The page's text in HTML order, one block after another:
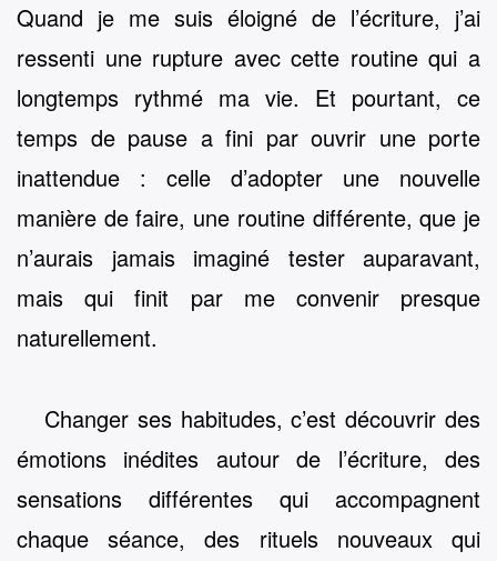
Quand je me suis éloigné de l’écriture, j’ai
ressenti une rupture avec cette routine qui a
longtemps rythmé ma vie. Et pourtant, ce
temps de pause a fini par ouvrir une porte
inattendue : celle d’adopter une nouvelle
manière de faire, une routine différente, que je
n’aurais jamais imaginé tester auparavant,
mais qui finit par me convenir presque
naturellement.
Changer ses habitudes, c’est découvrir des
émotions inédites autour de l’écriture, des
sensations différentes qui accompagnent
chaque séance, des rituels nouveaux qui